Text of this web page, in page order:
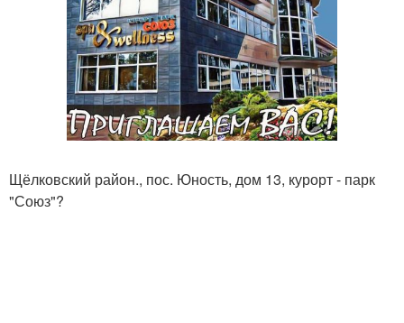
Щёлковский район., пос. Юность, дом 13, курорт - парк
"Союз"?